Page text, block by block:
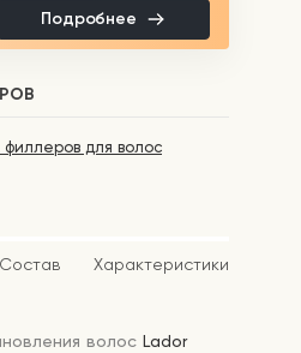
Подробнее
филлеров для волос
Состав Характеристики
волос Lador